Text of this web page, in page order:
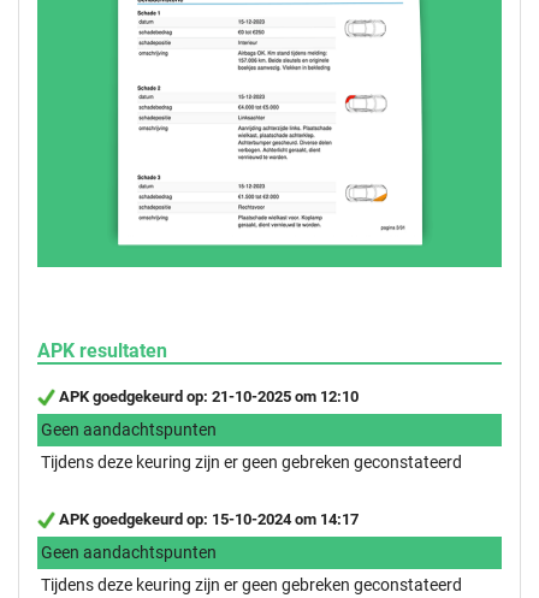
APK resultaten
APK goedgekeurd op: 21-10-2025 om 12:10
Geen aandachtspunten
Tijdens deze keuring zijn er geen gebreken geconstateerd
APK goedgekeurd op: 15-10-2024 om 14:17
Geen aandachtspunten
Tijdens deze keuring zijn er geen gebreken geconstateerd